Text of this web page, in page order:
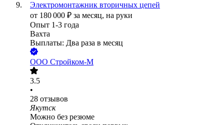
Электромонтажник вторичных цепей
от 180 000 ₽ за месяц, на руки
Опыт 1-3 года
Вахта
Выплаты: Два раза в месяц
ООО Стройком-М
3.5
•
28 отзывов
Якутск
Можно без резюме